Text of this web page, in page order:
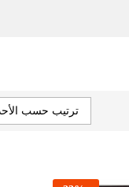
ترتيب حسب